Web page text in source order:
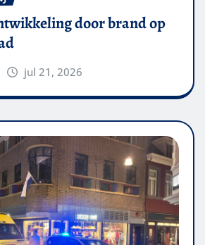
door brand op
jul 21, 2026